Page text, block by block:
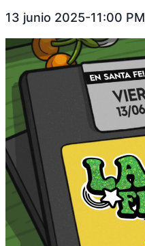
13 junio 2025-11:00 PM